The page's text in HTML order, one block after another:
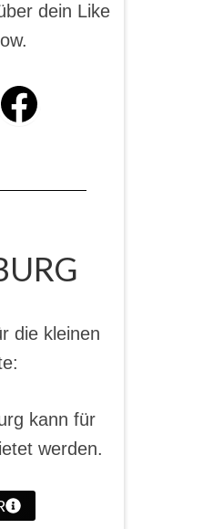
dein Like
Facebook
die kleinen
kann für
werden.